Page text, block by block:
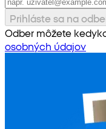
Prihláste sa na
Odber môžete
osobných údajov